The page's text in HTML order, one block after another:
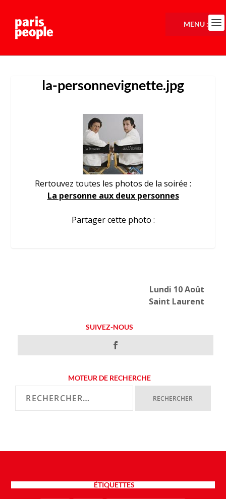
la-personnevignette.jpg
Rertouvez toutes les photos de la soirée :
La personne aux deux personnes
Partager cette photo :
Lundi 10 Août
Saint Laurent
SUIVEZ-NOUS
MOTEUR DE RECHERCHE
ÉTIQUETTES
MENU :